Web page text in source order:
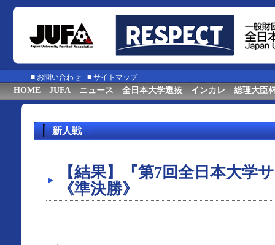
■ お問い合わせ ■ サイトマップ
HOME JUFA ニュース 全日本大学選抜 インカレ 総理大臣
新人戦
【結果】『第7回全日本大学
《準決勝》